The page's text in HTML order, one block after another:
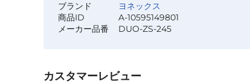
ブランド
ヨネックス
商品ID
A-10595149801
メーカー品番
DUO-ZS-245
カスタマーレビュー